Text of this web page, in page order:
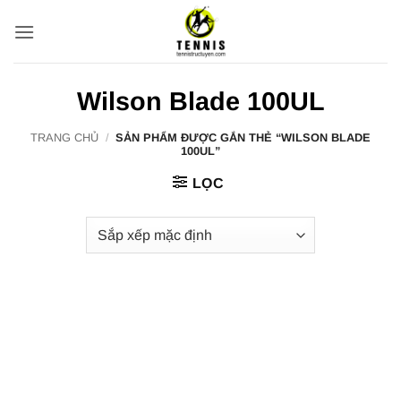
qua
Wilson Blade 100UL
TRANG CHỦ / SẢN PHẨM ĐƯỢC GẮN THẺ “WILSON BLADE
100UL”
LỌC